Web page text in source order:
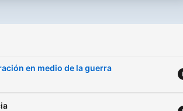
en medio de la guerra